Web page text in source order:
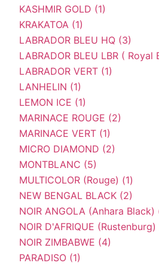
KASHMIR GOLD (1)
KRAKATOA (1)
LABRADOR BLEU HQ (3)
LABRADOR BLEU LBR ( Royal
LABRADOR VERT (1)
LANHELIN (1)
LEMON ICE (1)
MARINACE ROUGE (2)
MARINACE VERT (1)
MICRO DIAMOND (2)
MONTBLANC (5)
MULTICOLOR (Rouge) (1)
NEW BENGAL BLACK (2)
NOIR ANGOLA (Anhara Black)
NOIR D'AFRIQUE (Rustenburg)
NOIR ZIMBABWE (4)
PARADISO (1)